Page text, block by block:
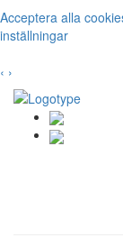
Acceptera alla
inställningar
‹ ›